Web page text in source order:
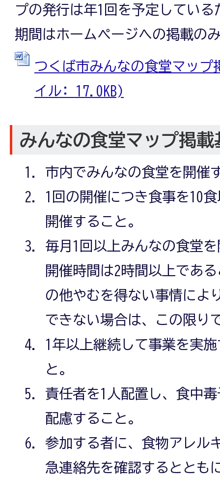
プの発行は年1回を予定してい
期間はホームページへの掲載の
つくば市みんなの食堂マップ
イル: 17.0KB)
みんなの食堂マップ掲載
市内でみんなの食堂を開催
1回の開催につき食事を10
開催すること。
毎月1回以上みんなの食堂
開催時間は2時間以上であ
の他やむを得ない事情によ
できない場合は、この限り
1年以上継続して事業を実
と。
責任者を1人配置し、食中
配慮すること。
参加する者に、食物アレル
急連絡先を確認するととも